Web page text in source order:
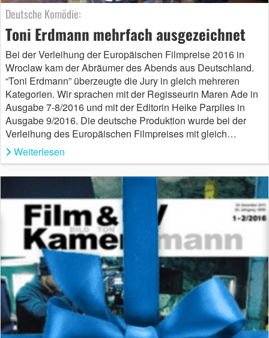
Deutsche Komödie:
Toni Erdmann mehrfach ausgezeichnet
Bei der Verleihung der Europäischen Filmpreise 2016 in
Wroclaw kam der Abräumer des Abends aus Deutschland.
“Toni Erdmann” überzeugte die Jury in gleich mehreren
Kategorien. Wir sprachen mit der Regisseurin Maren Ade in
Ausgabe 7-8/2016 und mit der Editorin Heike Parplies in
Ausgabe 9/2016. Die deutsche Produktion wurde bei der
Verleihung des Europäischen Filmpreises mit gleich…
Weiterlesen